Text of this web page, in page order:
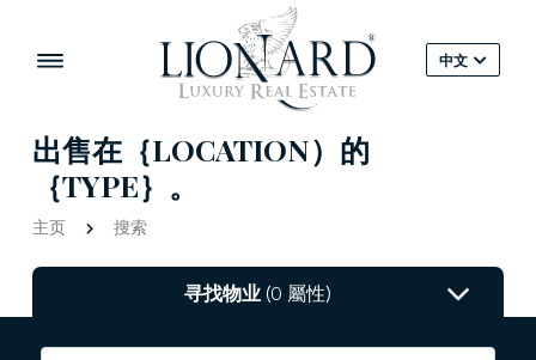
中文
出售在｛LOCATION）的
｛TYPE｝。
主页 搜索
寻找物业(0 屬性)